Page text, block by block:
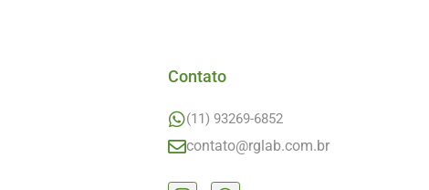
Contato
(11) 93269-6852
contato@rglab.com.br